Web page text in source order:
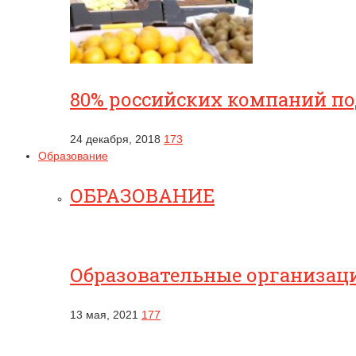
80% российских компаний
24 декабря, 2018 173
Образование
ОБРАЗОВАНИЕ
Образовательные
13 мая, 2021 177